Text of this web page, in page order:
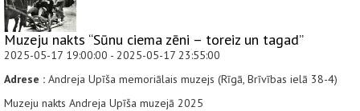
Muzeju nakts “Sūnu ciema zēni – toreiz un tagad”
2025-05-17 19:00:00 - 2025-05-17 23:55:00
Adrese : Andreja Upīša memoriālais muzejs (Rīgā, Brīvības ielā 38-4)
Muzeju nakts Andreja Upīša muzejā 2025